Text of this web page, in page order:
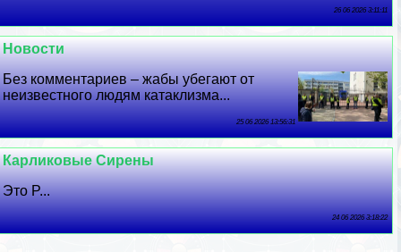
26 06 2026 3:11:11
Новости
Без комментариев – жабы убегают от
неизвестного людям катаклизма...
25 06 2026 13:56:31
Карликовые Сирены
Это P...
24 06 2026 3:18:22